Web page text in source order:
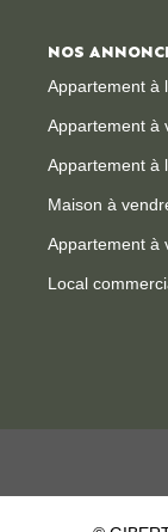
NOS
Appartement à
Appartement à
Appartement à
Maison à
Appartement à
Local